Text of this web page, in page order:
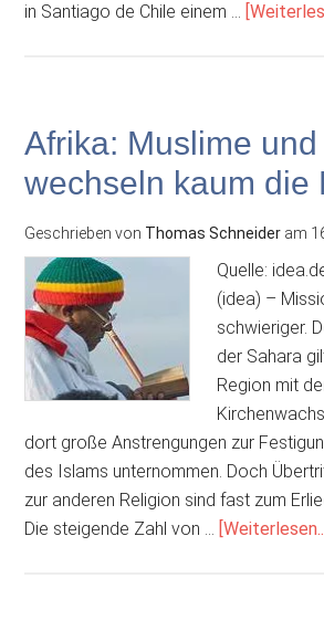
in Santiago de Chile einem …
Afrika: Muslime
wechseln kaum die
Geschrieben von Thomas Schneider am
Quelle:
(idea) –
schwieriger.
der Sahara
Region mit
dort große Anstrengungen zur
des Islams unternommen. Doch
zur anderen Religion sind fast zum
Die steigende Zahl von …